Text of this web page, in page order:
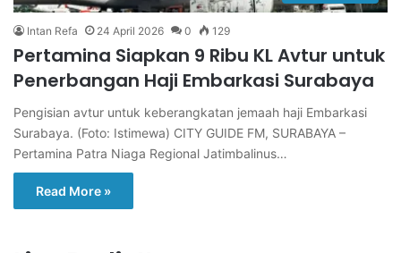
Intan Refa 24 April 2026 0 129
Pertamina Siapkan 9 Ribu KL Avtur untuk
Penerbangan Haji Embarkasi Surabaya
Pengisian avtur untuk keberangkatan jemaah haji Embarkasi
Surabaya. (Foto: Istimewa) CITY GUIDE FM, SURABAYA –
Pertamina Patra Niaga Regional Jatimbalinus…
Read More »